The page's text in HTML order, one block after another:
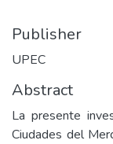
Publisher
UPEC
Abstract
La presente
Ciudades del